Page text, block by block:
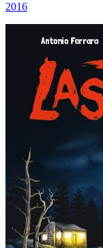
2016